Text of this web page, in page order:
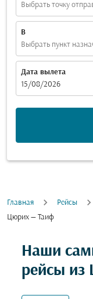
Выбрать точку
В
Выбрать пункт
Дата вылета
fc-booking-departure-
15/08/2026
Главная Рейсы
Цюрих — Таиф
Наши
рейсы из
Попробуйте